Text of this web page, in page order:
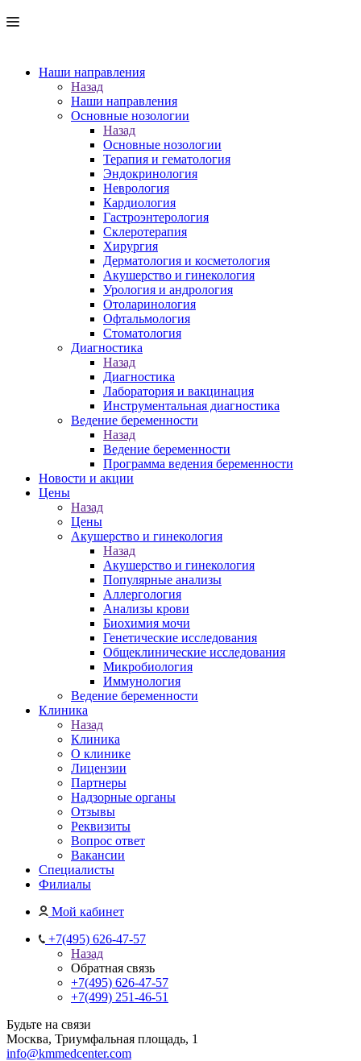
Наши направления
Назад
Наши направления
Основные нозологии
Назад
Основные нозологии
Терапия и гематология
Эндокринология
Неврология
Кардиология
Гастроэнтерология
Склеротерапия
Хирургия
Дерматология и косметология
Акушерство и гинекология
Урология и андрология
Отоларинология
Офтальмология
Стоматология
Диагностика
Назад
Диагностика
Лаборатория и вакцинация
Инструментальная диагностика
Ведение беременности
Назад
Ведение беременности
Программа ведения беременности
Новости и акции
Цены
Назад
Цены
Акушерство и гинекология
Назад
Акушерство и гинекология
Популярные анализы
Аллергология
Анализы крови
Биохимия мочи
Генетические исследования
Общеклинические исследования
Микробиология
Иммунология
Ведение беременности
Клиника
Назад
Клиника
О клинике
Лицензии
Партнеры
Надзорные органы
Отзывы
Реквизиты
Вопрос ответ
Вакансии
Специалисты
Филиалы
Мой кабинет
+7(495) 626-47-57
Назад
Обратная связь
+7(495) 626-47-57
+7(499) 251-46-51
Будьте на связи
Москва, Триумфальная площадь, 1
info@kmmedcenter.com